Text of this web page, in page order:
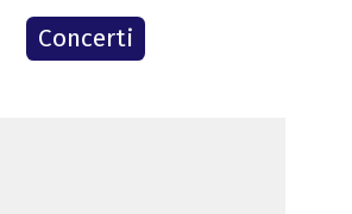
Concerti